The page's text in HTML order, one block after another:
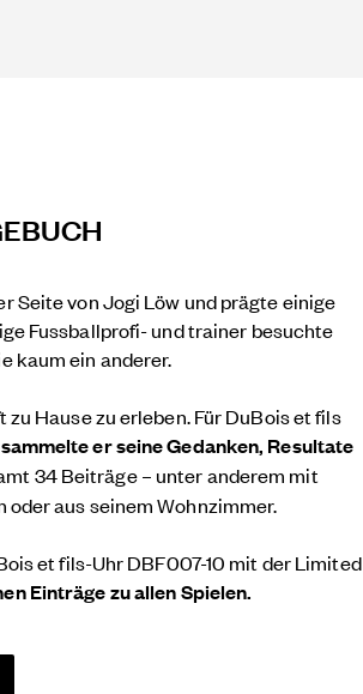
Seite von Jogi Löw und prägte einige
Fussballprofi- und trainer besuchte
kaum ein anderer.
Hause zu erleben. Für DuBois et fils
sammelte er seine Gedanken, Resultate
34 Beiträge – unter anderem mit
aus seinem Wohnzimmer.
et fils-Uhr DBF007-10 mit der Limited
Einträge zu allen Spielen.